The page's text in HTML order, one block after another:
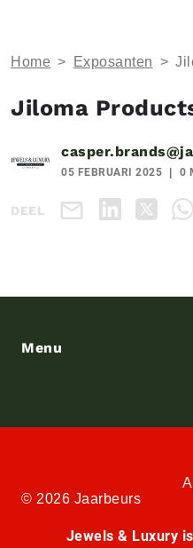
Home > Exposanten >
Jiloma
05 FEBRUARI 2025 0
DEEL
Menu
© 2026 Jaarbeurs
Jewels & Luxury